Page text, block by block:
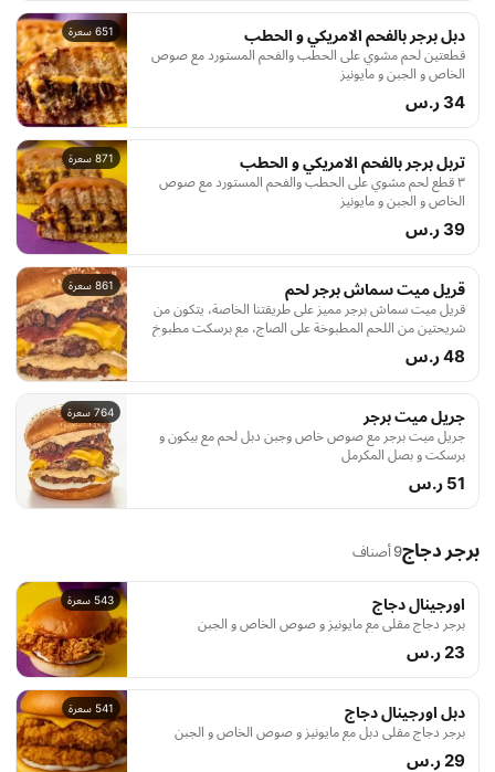
651 سعرة دبل برجر بالفحم الامريكي و الحطب
قطعتين لحم مشوي على الحطب والفحم المستورد مع صوص
الخاص و الجبن و مايونيز
34 ر.س
871 سعرة تربل برجر بالفحم الامريكي و الحطب
٣ قطع لحم مشوي على الحطب والفحم المستورد مع صوص
الخاص و الجبن و مايونيز
39 ر.س
861 سعرة قريل ميت سماش برجر لحم
قريل ميت سماش برجر مميز على طريقتنا الخاصة، يتكون من
شريحتين من اللحم المطبوخة على الصاج، مع برسكت مطبوخ
محمص بالزبدة، تجربة فريدة ستعشقها
48 ر.س
764 سعرة جريل ميت برجر
جريل ميت برجر مع صوص خاص وجبن دبل لحم مع بيكون و
برسكت و بصل المكرمل
51 ر.س
برجر دجاج9 أصناف
543 سعرة اورجينال دجاج
برجر دجاج مقلي مع مايونيز و صوص الخاص و الجبن
23 ر.س
541 سعرة دبل اورجينال دجاج
برجر دجاج مقلي دبل مع مايونيز و صوص الخاص و الجبن
29 ر.س